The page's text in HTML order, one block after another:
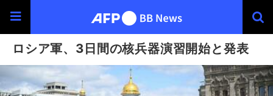
ロシア軍、3日間の核兵器演習開始と発表